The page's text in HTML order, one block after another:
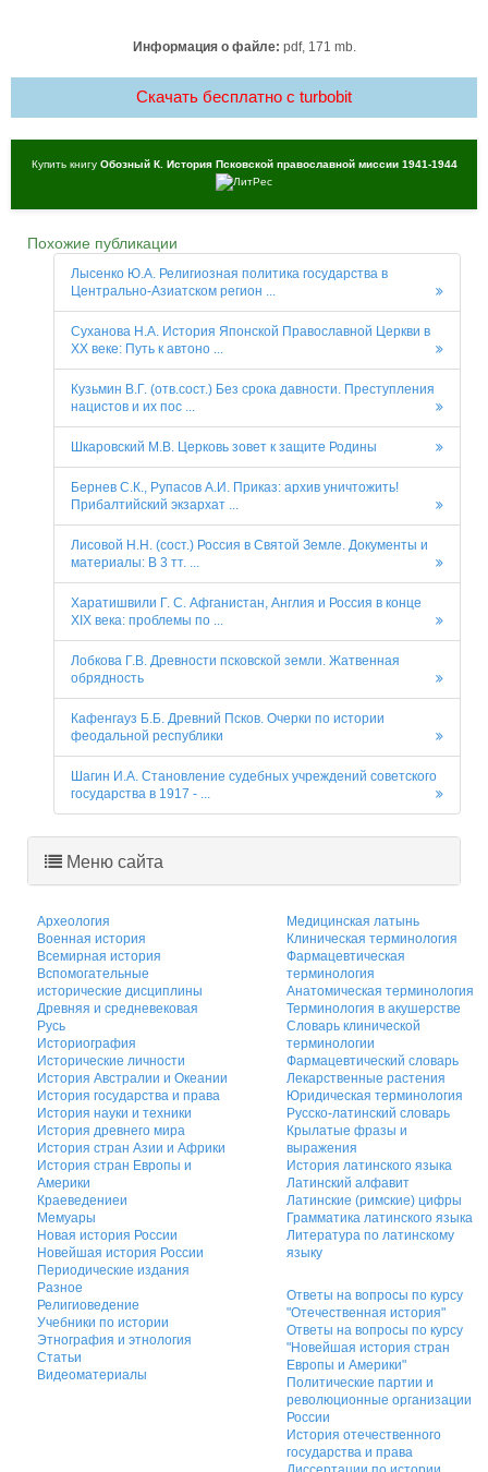
Информация о файле: pdf, 171 mb.
Скачать бесплатно c turbobit
Купить книгу Обозный К. История Псковской православной миссии 1941-1944
Похожие публикации
Лысенко Ю.А. Религиозная политика государства в
Центрально-Азиатском регион ...
Суханова Н.А. История Японской Православной Церкви в
XX веке: Путь к автоно ...
Кузьмин В.Г. (отв.сост.) Без срока давности. Преступления
нацистов и их пос ...
Шкаровский М.В. Церковь зовет к защите Родины
Бернев С.К., Рупасов А.И. Приказ: архив уничтожить!
Прибалтийский экзархат ...
Лисовой Н.Н. (сост.) Россия в Святой Земле. Документы и
материалы: В 3 тт. ...
Харатишвили Г. С. Афганистан, Англия и Россия в конце
XIX века: проблемы по ...
Лобкова Г.В. Древности псковской земли. Жатвенная
обрядность
Кафенгауз Б.Б. Древний Псков. Очерки по истории
феодальной республики
Шагин И.А. Становление судебных учреждений советского
государства в 1917 - ...
Меню сайта
Археология
Военная история
Всемирная история
Вспомогательные
исторические дисциплины
Древняя и средневековая
Русь
Историография
Исторические личности
История Австралии и Океании
История государства и права
История науки и техники
История древнего мира
История стран Азии и Африки
История стран Европы и
Америки
Краеведениеи
Мемуары
Новая история России
Новейшая история России
Периодические издания
Разное
Религиоведение
Учебники по истории
Этнография и этнология
Статьи
Видеоматериалы
Медицинская латынь
Клиническая терминология
Фармацевтическая
терминология
Анатомическая терминология
Терминология в акушерстве
Словарь клинической
терминологии
Фармацевтический словарь
Лекарственные растения
Юридическая терминология
Русско-латинский словарь
Крылатые фразы и
выражения
История латинского языка
Латинский алфавит
Латинские (римские) цифры
Грамматика латинского языка
Литература по латинскому
языку
Ответы на вопросы по курсу
"Отечественная история"
Ответы на вопросы по курсу
"Новейшая история стран
Европы и Америки"
Политические партии и
революционные организации
России
История отечественного
государства и права